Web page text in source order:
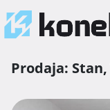
Prodaja: Stan,